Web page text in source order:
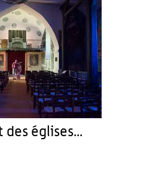
des églises...